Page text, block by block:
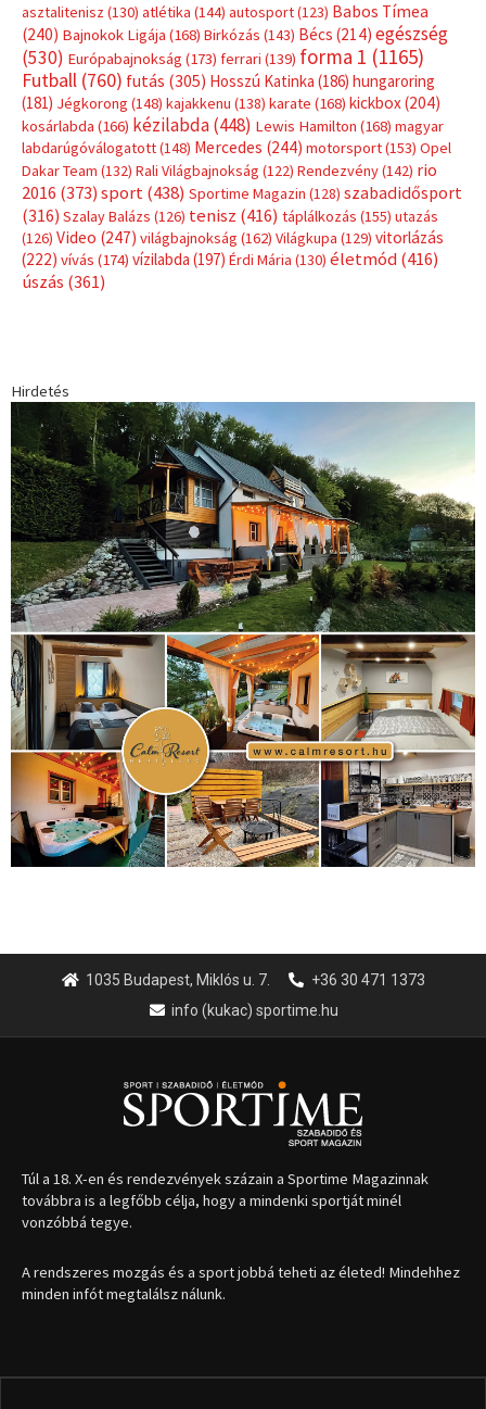
asztalitenisz (130) atlétika (144) autosport(123) Babos Tímea
(240) Bajnokok Ligája (168) Birkózás (143) Bécs (214) egészség
(530) Európabajnokság (173) ferrari (139) forma 1 (1165)
Futball (760) futás (305) Hosszú Katinka (186) hungaroring
(181) Jégkorong (148) kajakkenu (138) karate (168) kickbox(204)
kosárlabda (166) kézilabda(448) Lewis Hamilton (168) magyar
labdarúgóválogatott(148) Mercedes (244) motorsport(153) Opel
Dakar Team (132) Rali Világbajnokság (122) Rendezvény(142) rio
2016 (373) sport(438) Sportime Magazin (128) szabadidősport
(316) Szalay Balázs (126) tenisz (416) táplálkozás (155) utazás
(126) Video (247) világbajnokság (162) Világkupa (129) vitorlázás
(222) vívás (174) vízilabda (197) Érdi Mária (130) életmód(416)
úszás (361)
Hirdetés
1035 Budapest, Miklós u. 7.
+36 30 471 1373
info (kukac) sportime.hu
Túl a 18. X-en és rendezvények százain a Sportime Magazinnak
továbbra is a legfőbb célja, hogy a mindenki sportját minél
vonzóbbá tegye.
A rendszeres mozgás és a sport jobbá teheti az életed! Mindehhez
minden infót megtalálsz nálunk.